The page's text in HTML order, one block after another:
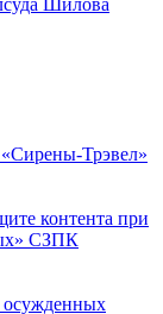
Шилова
Трэвел»
контента при
СЗПК
осужденных